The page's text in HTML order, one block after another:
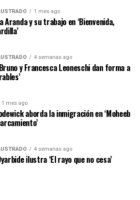
1 mes ago
Aranda y su trabajo en ‘Bienvenida,
4 semanas ago
y Francesca Leoneschi dan forma a
1 mes ago
aborda la inmigración en ‘Moheeb
4 semanas ago
ilustra ‘El rayo que no cesa’